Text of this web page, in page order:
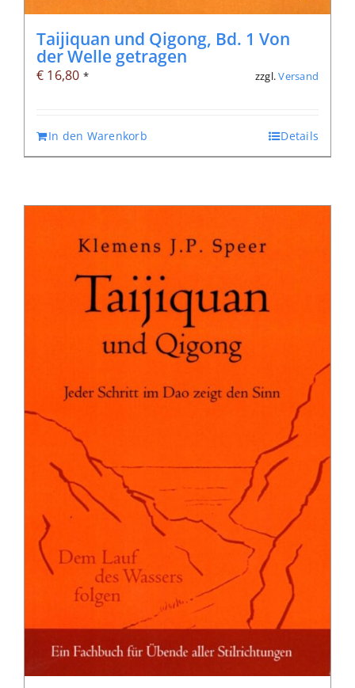
Taijiquan und Qigong, Bd. 1 Von
der Welle getragen
€ 16,80 * zzgl.Versand
In den Warenkorb Details